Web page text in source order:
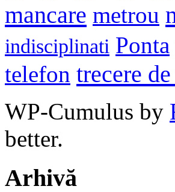
mancare metrou
indisciplinati Ponta
telefon trecere
WP-Cumulus by
better.
Arhivă